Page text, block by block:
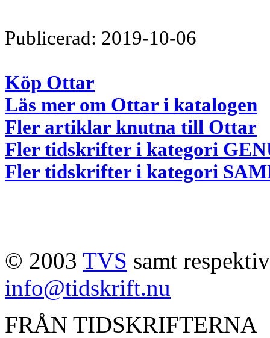
Publicerad: 2019-10-06
Köp Ottar
Läs mer om Ottar i katalogen
Fler artiklar knutna till Ottar
Fler tidskrifter i kategori
Fler tidskrifter i kategori
© 2003 TVS samt
info@tidskrift.nu
FRÅN TIDSKRIFTERNA